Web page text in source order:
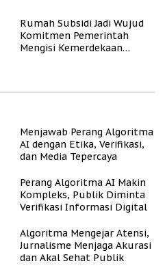
Rumah Subsidi Jadi Wujud
Komitmen Pemerintah
Mengisi Kemerdekaan
Menjawab Perang Algoritma
AI dengan Etika, Verifikasi,
dan Media Tepercaya
Perang Algoritma AI Makin
Kompleks, Publik Diminta
Verifikasi Informasi Digital
Algoritma Mengejar Atensi,
Jurnalisme Menjaga Akurasi
dan Akal Sehat Publik